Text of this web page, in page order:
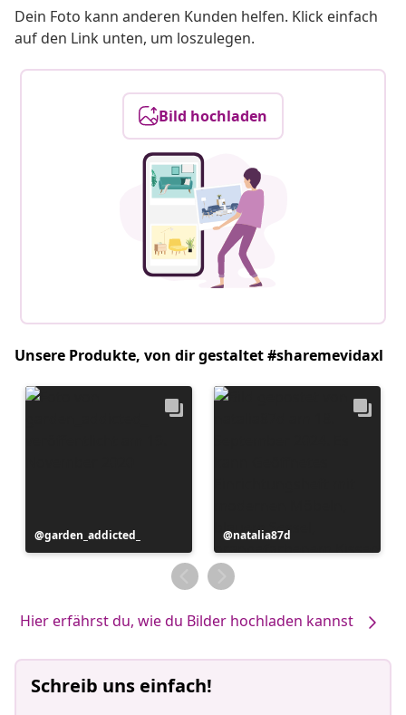
Dein Foto kann anderen Kunden helfen. Klick einfach
auf den Link unten, um loszulegen.
Bild hochladen
Unsere Produkte, von dir gestaltet #sharemevidaxl
Beitrag
veröffentlicht
garden_addicted_
Beitrag
veröffentlicht
von
natalia87d
Hier erfährst du, wie du Bilder hochladen kannst
Schreib uns einfach!